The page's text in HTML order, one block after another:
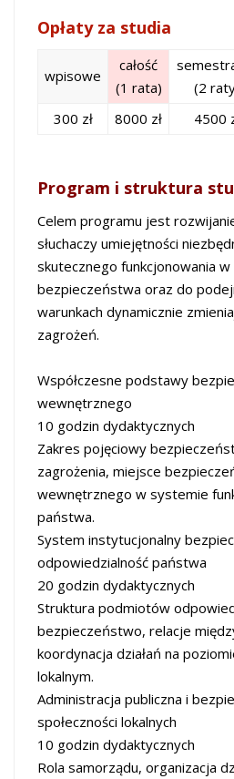
Opłaty za studia
wpisowe
całość
(1 rata)
(2
300 zł
8000 zł 4500
Program i struktura
Celem programu jest
słuchaczy umiejętności
skutecznego funkcjonowania
bezpieczeństwa oraz do
warunkach dynamicznie
zagrożeń.
Współczesne podstawy
wewnętrznego
10 godzin dydaktycznych
Zakres pojęciowy
zagrożenia, miejsce
wewnętrznego w systemie
państwa.
System instytucjonalny
odpowiedzialność państwa
20 godzin dydaktycznych
Struktura podmiotów
bezpieczeństwo, relacje
koordynacja działań na
lokalnym.
Administracja publiczna i
społeczności lokalnych
10 godzin dydaktycznych
Rola samorządu, organizacja